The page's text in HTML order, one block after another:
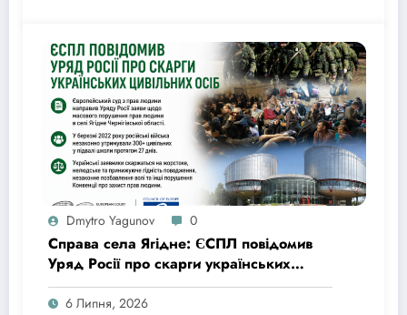
Dmytro Yagunov 0
Справа села Ягідне: ЄСПЛ повідомив
Уряд Росії про скарги українських
цивільних осіб, яких місяць утримували
в підвалі школи
6 Липня, 2026